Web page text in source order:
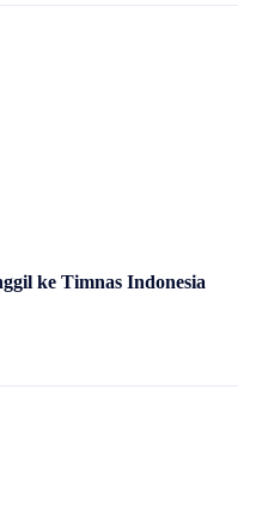
ke Timnas Indonesia